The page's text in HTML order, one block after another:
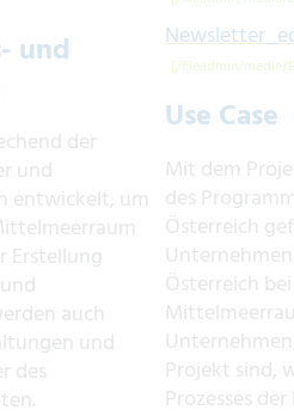
und
der
und
entwickelt, um
Erstellung
auch
und
des
Use Case
Mit dem
des
Österreich
Österreich
Projekt sind,
Prozesses